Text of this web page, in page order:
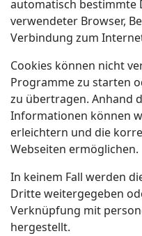
automatisch bestimmte
verwendeter Browser,
Verbindung zum
Cookies können nicht
Programme zu starten
zu übertragen. Anhand
Informationen können
erleichtern und die
Webseiten ermöglichen.
In keinem Fall werden
Dritte weitergegeben
Verknüpfung mit
hergestellt.